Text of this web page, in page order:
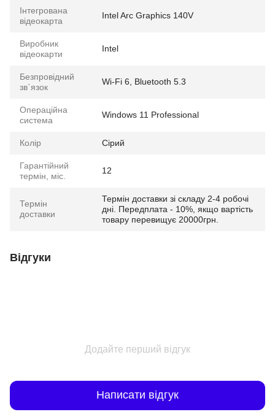
Інтегрована
відеокарта
Intel Arc Graphics 140V
Виробник
відеокарти
Intel
Безпровідний
зв`язок
Wi-Fi 6, Bluetooth 5.3
Операційна
система
Windows 11 Professional
Колір Сірий
Гарантійний
термін, міс.
12
Термін
доставки
Термін доставки зі складу 2-4 робочі
дні. Передплата - 10%, якщо вартість
товару перевищує 20000грн.
Відгуки
Додайте перший відгук
Написати відгук